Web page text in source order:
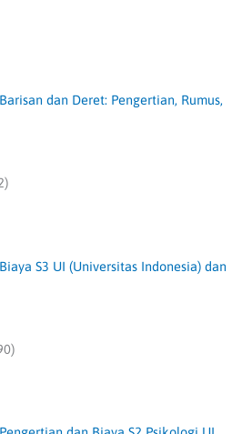
Barisan dan Deret: Pengertian, Rumus,
Biaya S3 UI (Universitas Indonesia) dan